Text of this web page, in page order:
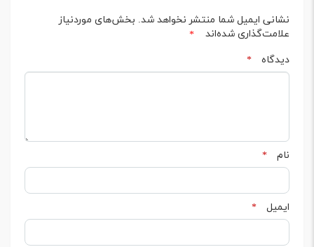
نشانی ایمیل شما منتشر نخواهد شد. بخش‌های موردنیاز
علامت‌گذاری شده‌اند
*
دیدگاه
*
نام *
ایمیل *